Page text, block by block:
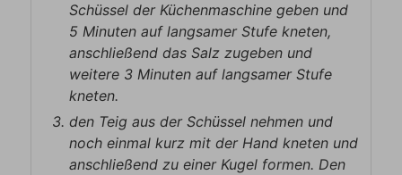
Schüssel der Küchenmaschine geben und
5 Minuten auf langsamer Stufe kneten,
anschließend das Salz zugeben und
weitere 3 Minuten auf langsamer Stufe
kneten.
den Teig aus der Schüssel nehmen und
noch einmal kurz mit der Hand kneten und
anschließend zu einer Kugel formen. Den